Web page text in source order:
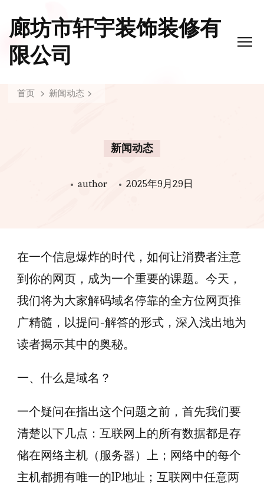
廊坊市轩宇装饰装修有
限公司
首页 新闻动态
新闻动态
author 2025年9月29日
在一个信息爆炸的时代，如何让消费者注意
到你的网页，成为一个重要的课题。今天，
我们将为大家解码域名停靠的全方位网页推
广精髓，以提问-解答的形式，深入浅出地为
读者揭示其中的奥秘。
一、什么是域名？
一个疑问在指出这个问题之前，首先我们要
清楚以下几点：互联网上的所有数据都是存
储在网络主机（服务器）上；网络中的每个
主机都拥有唯一的IP地址；互联网中任意两